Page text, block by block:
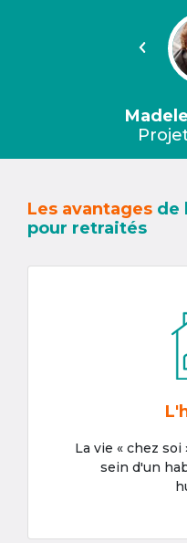
Les avantages de
pour retraités
La vie « chez
sein d'un